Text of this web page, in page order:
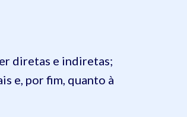
diretas e indiretas;
e, por fim, quanto à